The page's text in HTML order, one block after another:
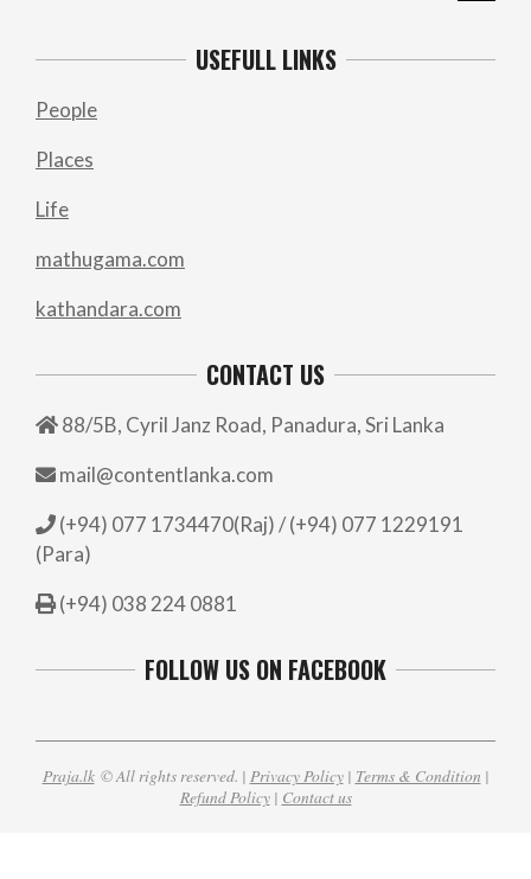
USEFULL LINKS
People
Places
Life
mathugama.com
kathandara.com
CONTACT US
88/5B, Cyril Janz Road, Panadura, Sri Lanka
mail@contentlanka.com
(+94) 077 1734470(Raj) / (+94) 077 1229191
(Para)
(+94) 038 224 0881
FOLLOW US ON FACEBOOK
Praja.lk© All rights reserved. | Privacy Policy| Terms & Condition |
Refund Policy| Contact us